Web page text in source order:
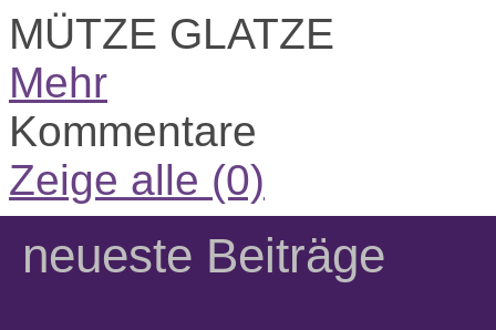
MÜTZE GLATZE
Mehr
Kommentare
Zeige alle (0)
neueste Beiträge